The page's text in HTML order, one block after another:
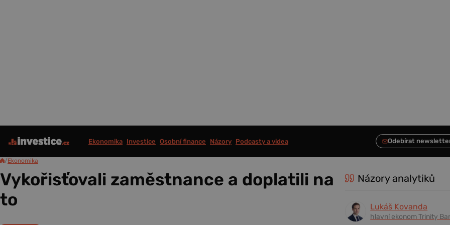
Ekonomika Investice Osobní finance Názory Podcasty a videa
/Ekonomika
Vykořisťovali zaměstnance a doplatili na
to
Názory analytiků
Lukáš Kovanda
hlavní ekonom Trinity